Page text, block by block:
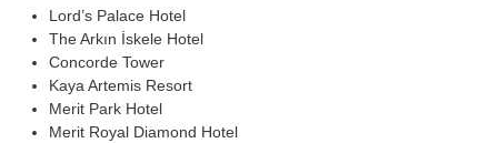
Lord’s Palace Hotel
The Arkın İskele Hotel
Concorde Tower
Kaya Artemis Resort
Merit Park Hotel
Merit Royal Diamond Hotel